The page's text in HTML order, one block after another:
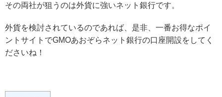
その両社が狙うのは外貨に強いネット銀行です。
外貨を検討されているのであれば、是非、一番お得なポイ
ントサイトでGMOあおぞらネット銀行の口座開設をしてく
ださいね！